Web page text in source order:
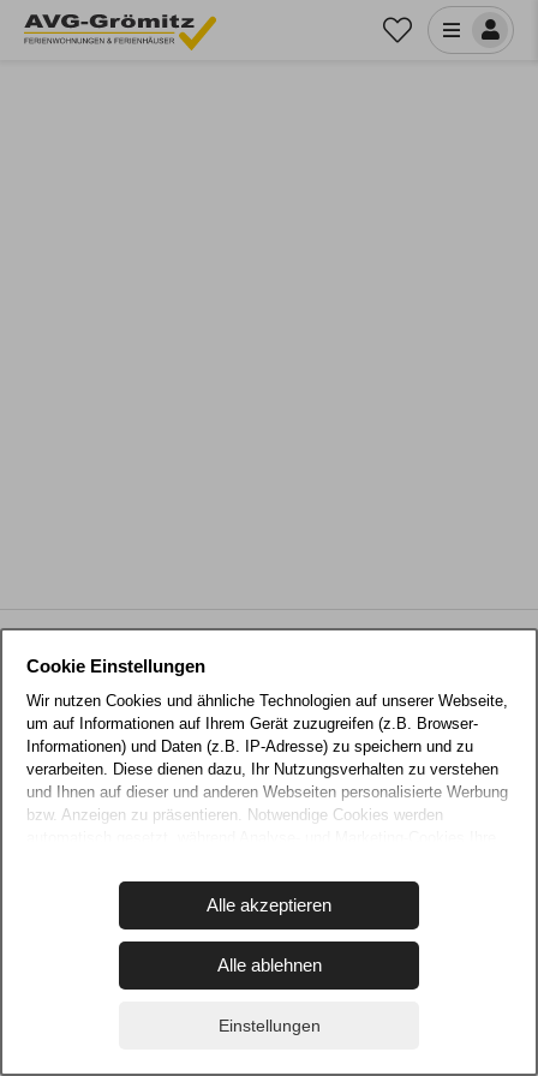
Urlaub Grömitz
Jetzt buchen
04562 225800
Copyright © 2026 AVG-Grömitz
Datenschutz
AGB
Versicherungsvertrag widerrufen
Cookie Einstellungen
Wir nutzen Cookies und ähnliche Technologien auf unserer Webseite,
um auf Informationen auf Ihrem Gerät zuzugreifen (z.B. Browser-
Informationen) und Daten (z.B. IP-Adresse) zu speichern und zu
verarbeiten. Diese dienen dazu, Ihr Nutzungsverhalten zu verstehen
und Ihnen auf dieser und anderen Webseiten personalisierte Werbung
bzw. Anzeigen zu präsentieren. Notwendige Cookies werden
USA, verarbeitet werden, wo Ihre Daten nicht mit den gleichen
Datenschutzstandards geschützt sind wie in der EU.
Ihre Einwilligung erteilen Sie mit "Alle akzeptieren" oder beschränken
auf notwendige Cookies mit "Alle ablehnen". Weitere Informationen
und Details zu unseren Partnern finden Sie in unserer
Einstellungen
Alle ablehnen
Alle akzeptieren